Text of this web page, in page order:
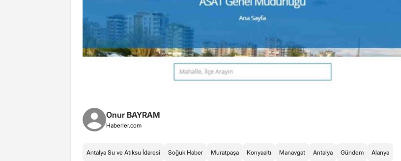
Onur BAYRAM
Haberler.com
Antalya Su ve Atıksu İdaresi Soğuk Haber Muratpaşa Konyaaltı Manavgat Antalya Gündem Alanya